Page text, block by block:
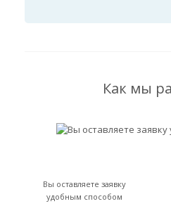
Как мы
Вы оставляете заявку
удобным способом